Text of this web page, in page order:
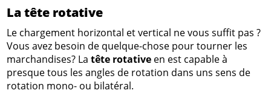
La tête rotative
Le chargement horizontal et vertical ne vous suffit pas ?
Vous avez besoin de quelque-chose pour tourner les
marchandises? La tête rotative en est capable à
presque tous les angles de rotation dans uns sens de
rotation mono- ou bilatéral.